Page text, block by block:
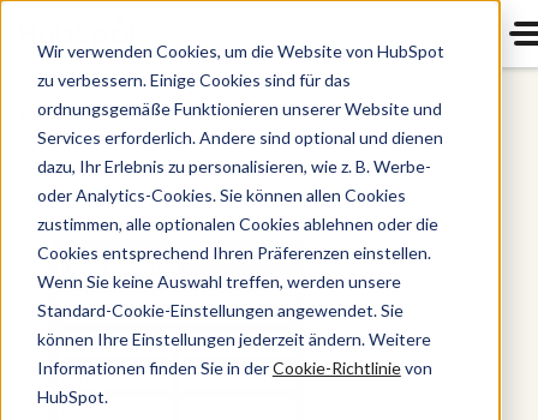
Wir verwenden Cookies, um die Website von HubSpot
zu verbessern. Einige Cookies sind für das
ordnungsgemäße Funktionieren unserer Website und
Services erforderlich. Andere sind optional und dienen
dazu, Ihr Erlebnis zu personalisieren, wie z. B. Werbe-
oder Analytics-Cookies. Sie können allen Cookies
zustimmen, alle optionalen Cookies ablehnen oder die
Cookies entsprechend Ihren Präferenzen einstellen.
Wenn Sie keine Auswahl treffen, werden unsere
Standard-Cookie-Einstellungen angewendet. Sie
können Ihre Einstellungen jederzeit ändern. Weitere
Informationen finden Sie in derCookie-Richtlinievon
HubSpot.
Marketing Hub